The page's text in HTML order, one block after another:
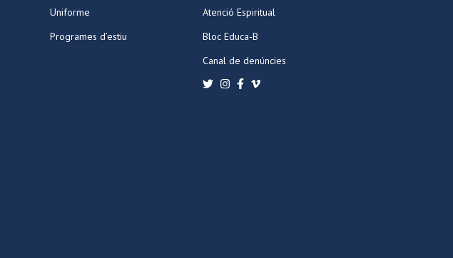
Uniforme
Programes d’estiu
Atenció Espiritual
Bloc Educa-B
Canal de denúncies